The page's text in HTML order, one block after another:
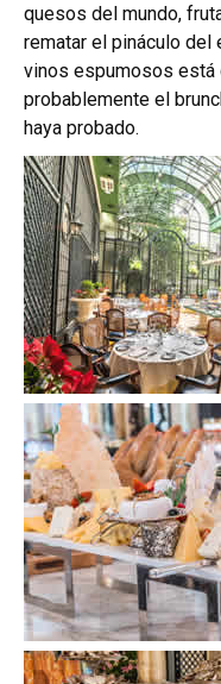
quesos del mundo,
rematar el pináculo del
vinos espumosos está
probablemente el
haya probado.